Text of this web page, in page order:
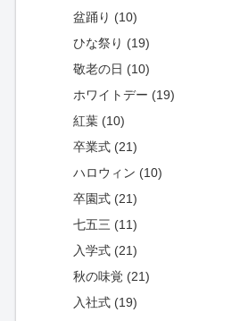
盆踊り (10)
ひな祭り (19)
敬老の日 (10)
ホワイトデー (19)
紅葉 (10)
卒業式 (21)
ハロウィン (10)
卒園式 (21)
七五三 (11)
入学式 (21)
秋の味覚 (21)
入社式 (19)